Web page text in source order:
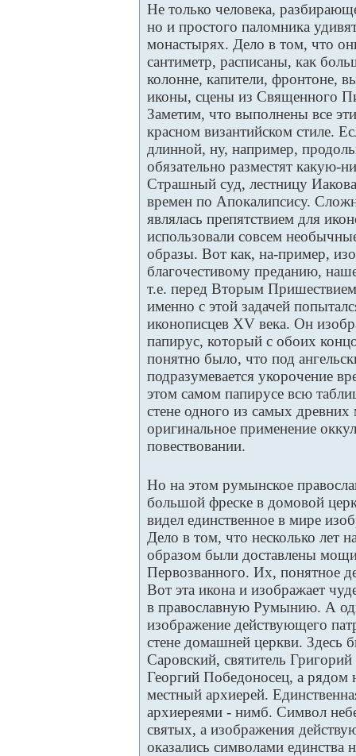
Не только человека,
но и простого паломника
монастырях. Дело в том, что
сантиметр, расписаны, как
колонне, капители, фронтоне,
иконы, сцены из Священного
Заметим, что выполнены все
красном византийском стиле.
длинной, ну, например,
обязательно разместят какую-
Страшный суд, лестницу
времен по Апокалипсису.
являлась препятствием для
использовали совсем
образы. Вот как, на-пример,
благочестивому преданию,
т.е. перед Вторым
именно с этой задачей
иконописцев XV века. Он
папирус, который с обоих
понятно было, что под
подразумевается укорочение
этом самом папирусе всю
стене одного из самых
оригинальное применение
повествовании.
Но на этом румынское
большой фреске в домовой
видел единственное в мире
Дело в том, что несколько лет
образом были доставлены
Первозванного. Их, понятное
Вот эта икона и изображает
в православную Румынию. А
изображение действующего
стене домашней церкви.
Саровский, святитель
Георгий Победоносец, а рядом
местный архиерей.
архиереями - нимб. Символ
святых, а изображения
оказались символами единства